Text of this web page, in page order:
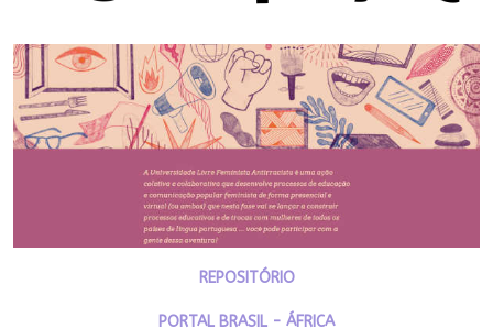
REPOSITÓRIO
PORTAL BRASIL - ÁFRICA